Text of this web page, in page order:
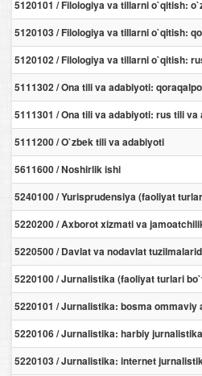
5120101 / Filologiya va tillarni o`qitish:
5120103 / Filologiya va tillarni o`qitish:
5120102 / Filologiya va tillarni o`qitish:
5111302 / Ona tili va adabiyoti:
5111301 / Ona tili va adabiyoti: rus tili va
5111200 / O`zbek tili va adabiyoti
5611600 / Noshirlik ishi
5240100 / Yurisprudensiya (faoliyat
5220200 / Axborot xizmati va
5220500 / Davlat va nodavlat
5220100 / Jurnalistika (faoliyat turlari
5220101 / Jurnalistika: bosma
5220106 / Jurnalistika: harbiy jurnalistika
5220103 / Jurnalistika: internet